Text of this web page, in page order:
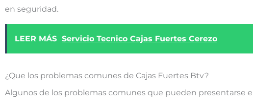
en seguridad.
LEER MÁS Servicio Tecnico Cajas Fuertes Cerezo
¿Que los problemas comunes de Cajas Fuertes Btv?
Algunos de los problemas comunes que pueden presentarse